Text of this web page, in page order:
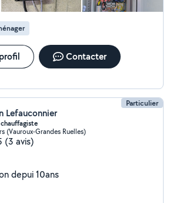
Contacter
Particulier
Lefauconnier
(Vauroux-Grandes Ruelles)
(3 avis)
depui 10ans